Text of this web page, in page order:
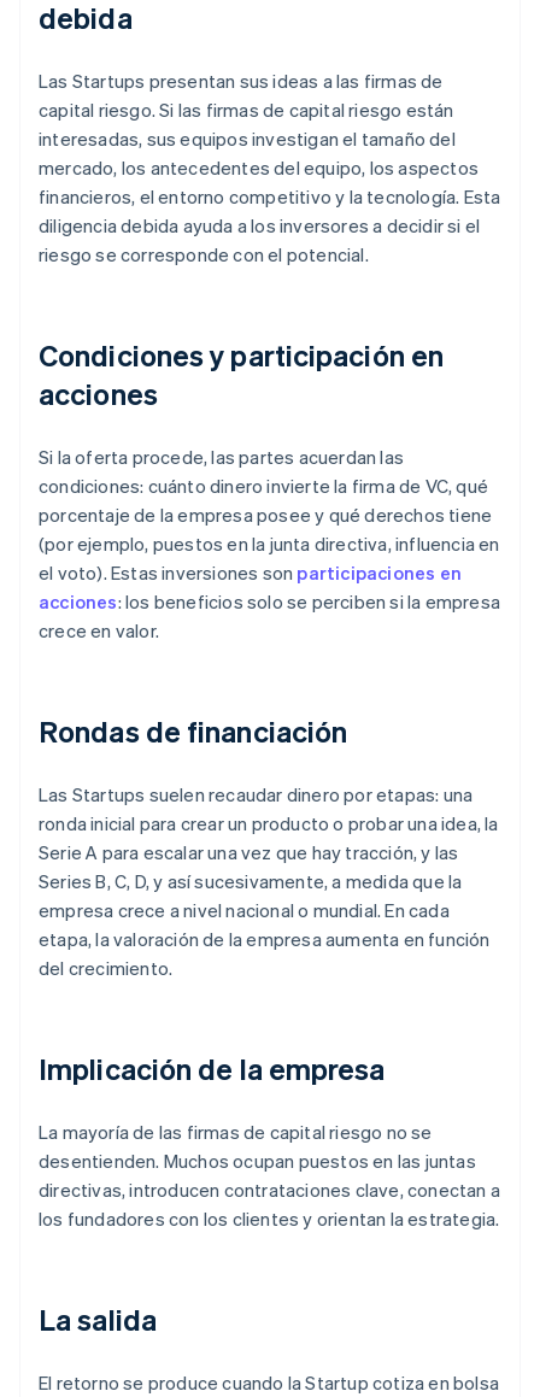
debida
Las Startups presentan sus ideas a las firmas de
capital riesgo. Si las firmas de capital riesgo están
interesadas, sus equipos investigan el tamaño del
mercado, los antecedentes del equipo, los aspectos
financieros, el entorno competitivo y la tecnología. Esta
diligencia debida ayuda a los inversores a decidir si el
riesgo se corresponde con el potencial.
Condiciones y participación en
acciones
Si la oferta procede, las partes acuerdan las
condiciones: cuánto dinero invierte la firma de VC, qué
porcentaje de la empresa posee y qué derechos tiene
(por ejemplo, puestos en la junta directiva, influencia en
el voto). Estas inversiones son participaciones en
acciones: los beneficios solo se perciben si la empresa
crece en valor.
Rondas de financiación
Las Startups suelen recaudar dinero por etapas: una
ronda inicial para crear un producto o probar una idea, la
Serie A para escalar una vez que hay tracción, y las
Series B, C, D, y así sucesivamente, a medida que la
empresa crece a nivel nacional o mundial. En cada
etapa, la valoración de la empresa aumenta en función
del crecimiento.
Implicación de la empresa
La mayoría de las firmas de capital riesgo no se
desentienden. Muchos ocupan puestos en las juntas
directivas, introducen contrataciones clave, conectan a
los fundadores con los clientes y orientan la estrategia.
La salida
El retorno se produce cuando la Startup cotiza en bolsa